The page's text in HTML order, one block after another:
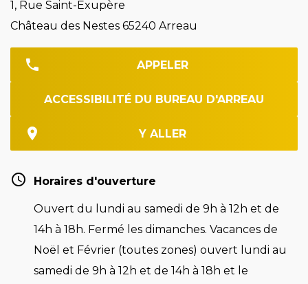
1, Rue Saint-Exupère
Château des Nestes 65240 Arreau
APPELER
ACCESSIBILITÉ DU BUREAU D'ARREAU
Y ALLER
Horaires d'ouverture
Ouvert du lundi au samedi de 9h à 12h et de
14h à 18h. Fermé les dimanches. Vacances de
Noël et Février (toutes zones) ouvert lundi au
samedi de 9h à 12h et de 14h à 18h et le